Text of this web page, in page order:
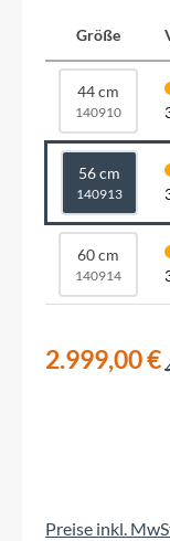
Größe
44 cm
140910
56 cm
140913
60 cm
140914
2.999,00 €
Preise inkl.